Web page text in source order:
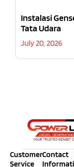
Instalasi
Tata Udara
July 20, 2026
Customer
Service
Contact